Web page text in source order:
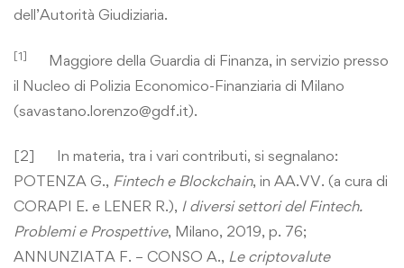
dell’Autorità Giudiziaria.
[1]
Maggiore della Guardia di Finanza, in servizio presso
il Nucleo di Polizia Economico-Finanziaria di Milano
(savastano.lorenzo@gdf.it).
[2] In materia, tra i vari contributi, si segnalano:
POTENZA G., Fintech e Blockchain, in AA.VV. (a cura di
CORAPI E. e LENER R.), I diversi settori del Fintech.
Problemi e Prospettive, Milano, 2019, p. 76;
ANNUNZIATA F. – CONSO A., Le criptovalute